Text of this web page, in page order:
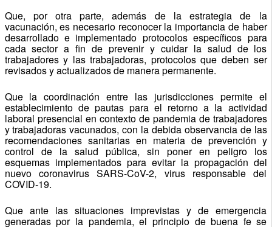
Que, por otra parte, además de la estrategia de la
vacunación, es necesario reconocer la importancia de haber
desarrollado e implementado protocolos específicos para
cada sector a fin de prevenir y cuidar la salud de los
trabajadores y las trabajadoras, protocolos que deben ser
revisados y actualizados de manera permanente.
Que la coordinación entre las jurisdicciones permite el
establecimiento de pautas para el retorno a la actividad
laboral presencial en contexto de pandemia de trabajadores
y trabajadoras vacunados, con la debida observancia de las
recomendaciones sanitarias en materia de prevención y
control de la salud pública, sin poner en peligro los
esquemas implementados para evitar la propagación del
nuevo coronavirus SARS-CoV-2, virus responsable del
COVID-19.
Que ante las situaciones imprevistas y de emergencia
generadas por la pandemia, el principio de buena fe se